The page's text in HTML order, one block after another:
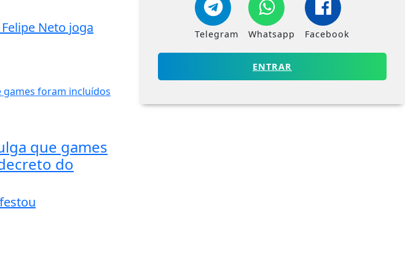
Neto joga
que games
do
Telegram Whatsapp Facebook
ENTRAR